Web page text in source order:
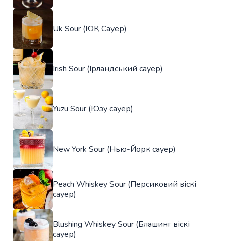
Uk Sour (ЮК Сауер)
Irish Sour (Ірландський сауер)
Yuzu Sour (Юзу сауер)
New York Sour (Нью-Йорк сауер)
Peach Whiskey Sour (Персиковий віскі
сауер)
Blushing Whiskey Sour (Блашинг віскі
сауер)